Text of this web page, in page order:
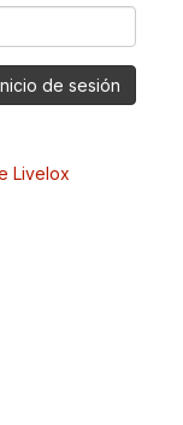
de sesión
Livelox